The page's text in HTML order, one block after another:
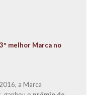
melhor Marca no
a Marca